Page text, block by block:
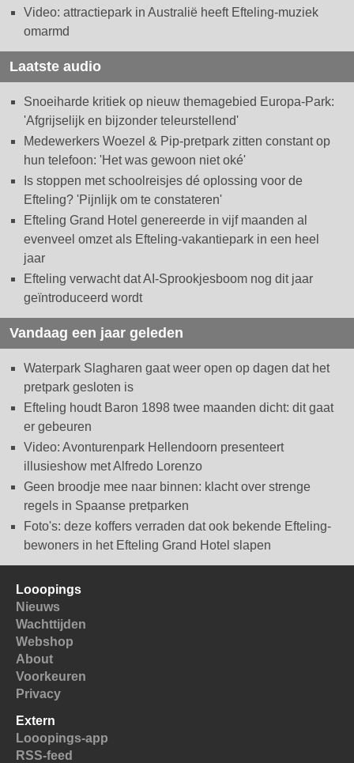
Video: attractiepark in Australië heeft Efteling-muziek
omarmd
Laatste audio
Snoeiharde kritiek op nieuw themagebied Europa-Park:
'Afgrijselijk en bijzonder teleurstellend'
Medewerkers Woezel & Pip-pretpark zitten constant op
hun telefoon: 'Het was gewoon niet oké'
Is stoppen met schoolreisjes dé oplossing voor de
Efteling? 'Pijnlijk om te constateren'
Efteling Grand Hotel genereerde in vijf maanden al
evenveel omzet als Efteling-vakantiepark in een heel
jaar
Efteling verwacht dat AI-Sprookjesboom nog dit jaar
geïntroduceerd wordt
Vandaag een jaar geleden
Waterpark Slagharen gaat weer open op dagen dat het
pretpark gesloten is
Efteling houdt Baron 1898 twee maanden dicht: dit gaat
er gebeuren
Video: Avonturenpark Hellendoorn presenteert
illusieshow met Alfredo Lorenzo
Geen broodje mee naar binnen: klacht over strenge
regels in Spaanse pretparken
Foto's: deze koffers verraden dat ook bekende Efteling-
bewoners in het Efteling Grand Hotel slapen
Looopings
Nieuws
Wachttijden
Webshop
About
Voorkeuren
Privacy
Extern
Looopings-app
RSS-feed